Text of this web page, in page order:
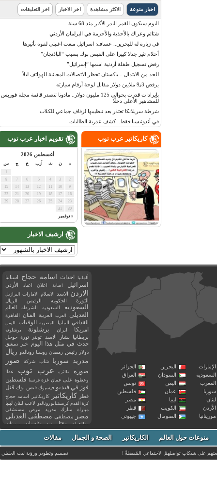
اخبار منوعة الاكثر مشاهدة اخر الاخبار اخر التعليقات
اليوم سيكون القمر البدر الأكبر منذ 68 سنة
شتائم وعراك بالأحذية والأحزمة في البرلمان الأردني
في زيارة له للبحرين.. عساف: اسرائيل منعت اغنيتي لقوة تأثيرها
أحلام تثير جدلا كبيرا على الفيس بوك بسبب “الباذنجان”
رفض تسجيل طفلة أردنية اسمها “إسرائيل”
للحد من الابتذال .. باكستان تحظر الاتصالات المجانية للهواتف ليلاً
يرفض 9٫3 ملايين دولار مقابل لوحة أرقام سيارته
بإيرادات قدرت بحوالي 125 مليون دولار.. مادونا تتصدر قائمة مجلة فوربس
للمشاهير الأعلى دخلًا
شرطة سريلانكا تعتذر بعد تنظيمها لزفاف جماعي للكلاب
في أندونيسيا فقط.. كشف عذرية الطالبات
تقويم اخبار عرب توب
أغسطس 2026
أرب س
« نوفمبر
ارشيف الاخبار
كاريكاتير عرب توب
البحرين
الجزائر
السودان
العراق
اليمن
تونس
عمان
فلسطين
ليبيا
مصر
الكويت
قطر
الصومال جيبوتي
ألمانيا احداث اسامه حجاج اسبانيا
اسرائيل اصابة اعلان اعياد الأردن
الاردن الاسد الاسلام الامارات البرازيل
الثورة الحكومة الرئيس الريال
السعودية السعوديه الشرطة العالم
العديلي العرب العربية الفنان القاهرة
القذافي المانيا المصرية الوفيات اليمن
امريكا ايران برشلونة برشلونه
بريطانيا بشار الاسد تويتر ثورة جوجل
حدث في مثل هذا اليوم خبر دمشق
دولار رئيس رمضان روسيا رونالدو ريال
مدريد
سوريا شاب شركة صور
صورة طائرة عرب توب
عطا
وعطوة على عمان غزة فرنسا فلسطين
فوز في فيديو فيسبوك فيس بوك قتل
قطر كاريكاتير كاريكاتير اسامه حجاج
كرة القدم كريستيانو رونالدو لاعب لبنان ليبيا
مباراة مبارك مدريد مرض مستشفى
مصر مصطفى مصطفى العديلي
مظاهرات مقتل من مناسبات
منوعات
مواليد
موت ميسي ميلان نادي نشر
وفاة وفيات يوتيوب منوعات حول العالم الكاريكاتير الصحة و الجمال مقالات
على شبكاتِ تواصلهمْ الاجتماعي المُفضلةْ ! تصميم وتطوير ورؤيةليث الخليلي